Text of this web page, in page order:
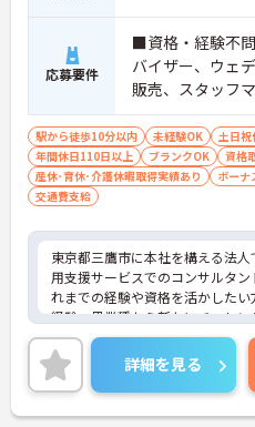
応募要件
■資格・経験不
バイザー、ウェ
販売、スタッフ
ある方／障がい
（社会福祉士、
福祉士、作業療
駅から徒歩10分以内 未経験OK 土日祝
年間休日110日以上
ブランクOK 資格
産休･育休･介護休暇取得実績あり
ボーナ
交通費支給
東京都三鷹市に本社を構える法人
用支援サービスでのコンサルタン
れまでの経験や資格を活かしたい
経験・異業種から新たにチャレ
も大歓迎！
社員研修や資格取得支援がござい
がらスキルアップを目指すことが
土日祝日休みで、年間休日は
の時間も充実させることができま
詳細を見る